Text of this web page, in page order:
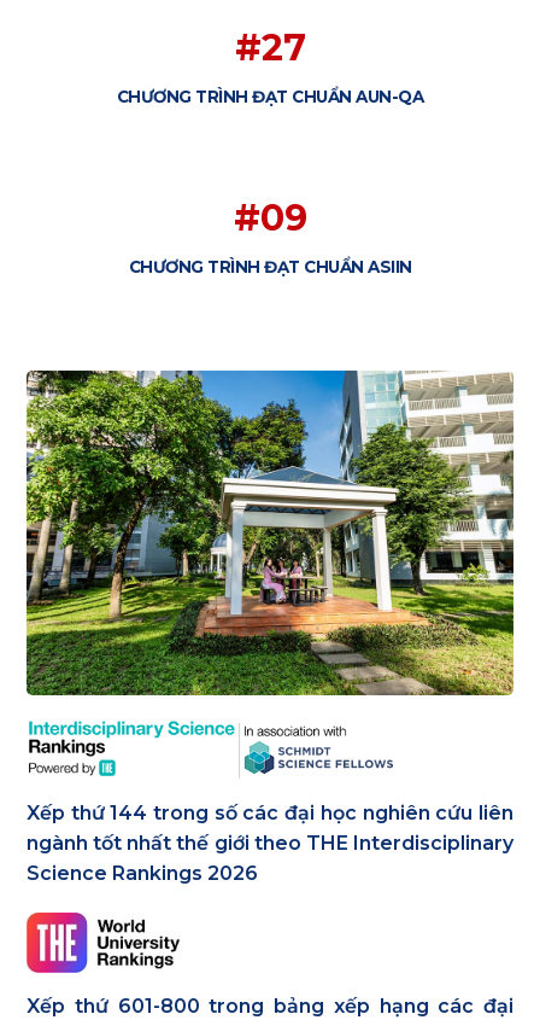
#27
CHƯƠNG TRÌNH ĐẠT CHUẨN AUN-QA
#09
CHƯƠNG TRÌNH ĐẠT CHUẨN ASIIN
Xếp thứ 144 trong số các đại học nghiên cứu liên
ngành tốt nhất thế giới theo THE Interdisciplinary
Science Rankings 2026
Xếp thứ 601-800 trong bảng xếp hạng các đại